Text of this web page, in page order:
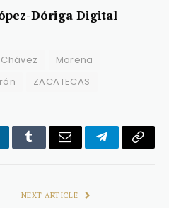
Dóriga Digital
Morena
ZACATECAS
TumblrEmail TelegramCopy
NEXT ARTICLE